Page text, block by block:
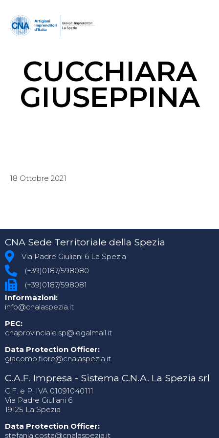
CUCCHIARA
GIUSEPPINA
18 Ottobre 2021
CNA Sede Territoriale della Spezia
Via Padre Giuliani 6 La Spezia
(+39)0187/598080
(+39)0187/598081
Informazioni:
info@cnalaspezia.it
PEC:
cnaprovinciale.sp@legalmail.it
Data Protection Officer:
giacomo.fiore@cnalaspezia.it
C.A.F. Impresa - Sistema C.N.A. La Spezia srl
C.F. e P. IVA 01091040111
Via Padre Giuliani 6
19125 La Spezia
Data Protection Officer:
stefania.costa@cnalaspezia.it